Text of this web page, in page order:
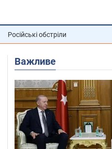
Російські обстріли
Важливе